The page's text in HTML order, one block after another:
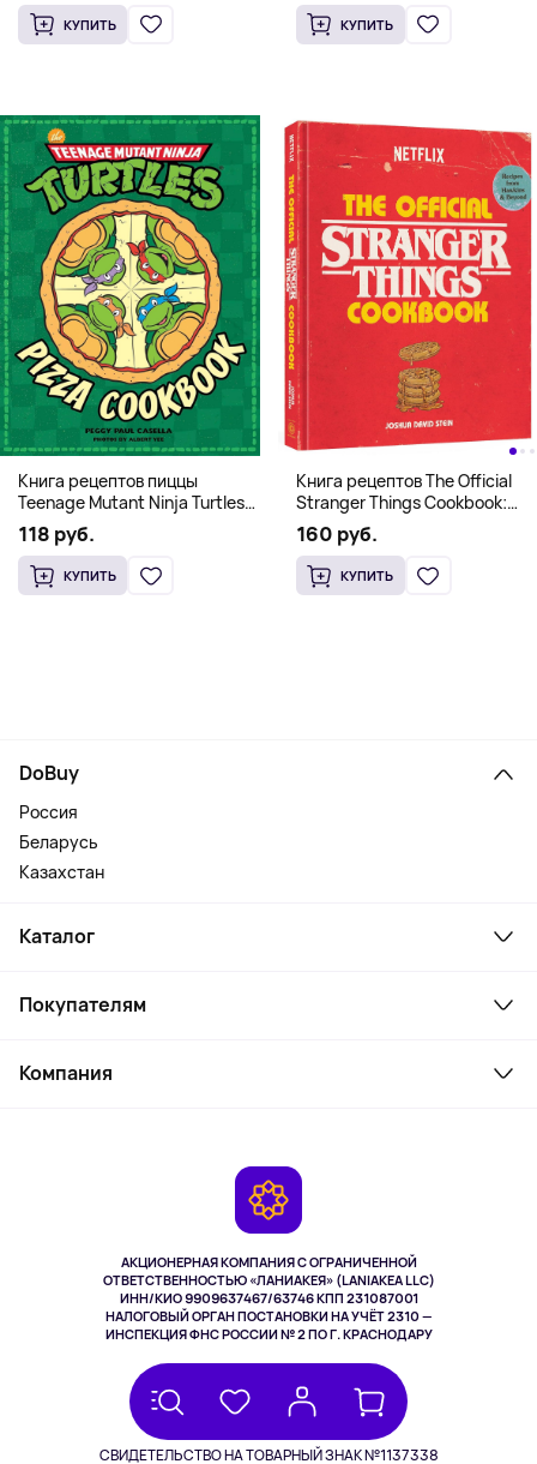
КУПИТЬ КУПИТЬ
Книга рецептов пиццы
Teenage Mutant Ninja Turtles
Pizza Cookbook (На
английском)
118 руб.
КУПИТЬ
Книга рецептов The Official
Stranger Things Cookbook:
Recipes from Hawkins and
Beyond (На английском)
160 руб.
КУПИТЬ
АКЦИОНЕРНАЯ КОМПАНИЯ С ОГРАНИЧЕННОЙ
ОТВЕТСТВЕННОСТЬЮ «ЛАНИАКЕЯ» (LANIAKEA LLC)
ИНН/КИО 9909637467/63746 КПП 231087001
НАЛОГОВЫЙ ОРГАН ПОСТАНОВКИ НА УЧЁТ 2310 —
ИНСПЕКЦИЯ ФНС РОССИИ № 2 ПО Г. КРАСНОДАРУ
ПРОВЕРИТЬ В ФНС РФ
СВИДЕТЕЛЬСТВО НА ТОВАРНЫЙ ЗНАК №1137338
DoBuy
Россия
Беларусь
Казахстан
Каталог
Ноутбуки, мониторы, VR
Косметика и уход
Здоровье питомцев
Одежда и аксессуары
Покупателям
Как заказать
Компания